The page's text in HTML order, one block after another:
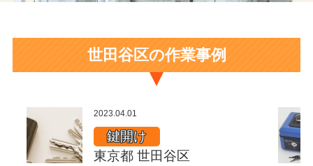
世田谷区の作業事例
2023.04.01
鍵開け
東京都 世田谷区